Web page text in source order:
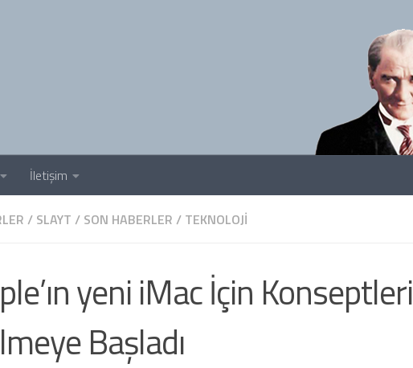
İletişim
/ SLAYT / SON HABERLER / TEKNOLOJI
yeni iMac İçin Konseptleri
Başladı